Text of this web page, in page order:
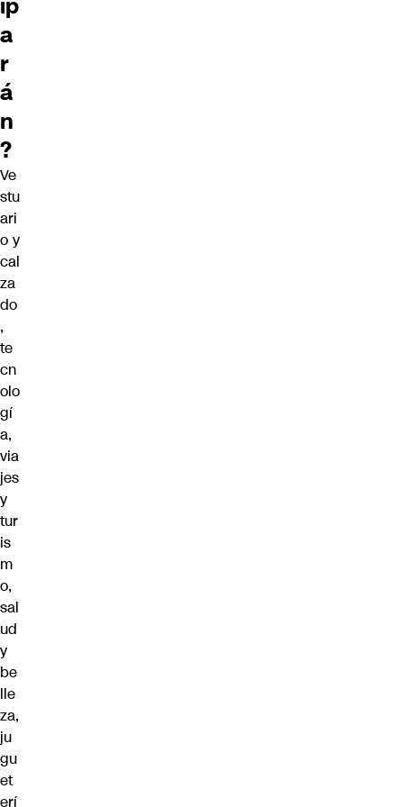
ip
a
r
á
n
?
Ve
stu
ari
o y
cal
za
do
,
te
cn
olo
gí
a,
via
jes
y
tur
is
m
o,
sal
ud
y
be
lle
za,
ju
gu
et
erí